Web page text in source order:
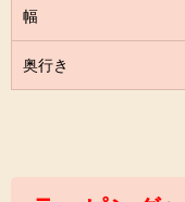
幅
奥行き